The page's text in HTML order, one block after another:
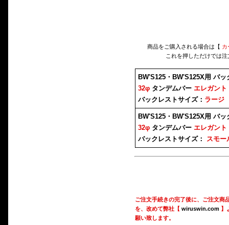
商品をご購入される場合は【 カ
これを押しただけでは
BW'S125・BW'S125X用 バッ
32φタンデムバー エレガント
バックレストサイズ： ラージ
BW'S125・BW'S125X用 バッ
32φタンデムバー エレガント
バックレストサイズ：
スモー
ご注文手続きの完了後に、ご注文商
を、改めて弊社【 wiruswin.com】
願い致します。